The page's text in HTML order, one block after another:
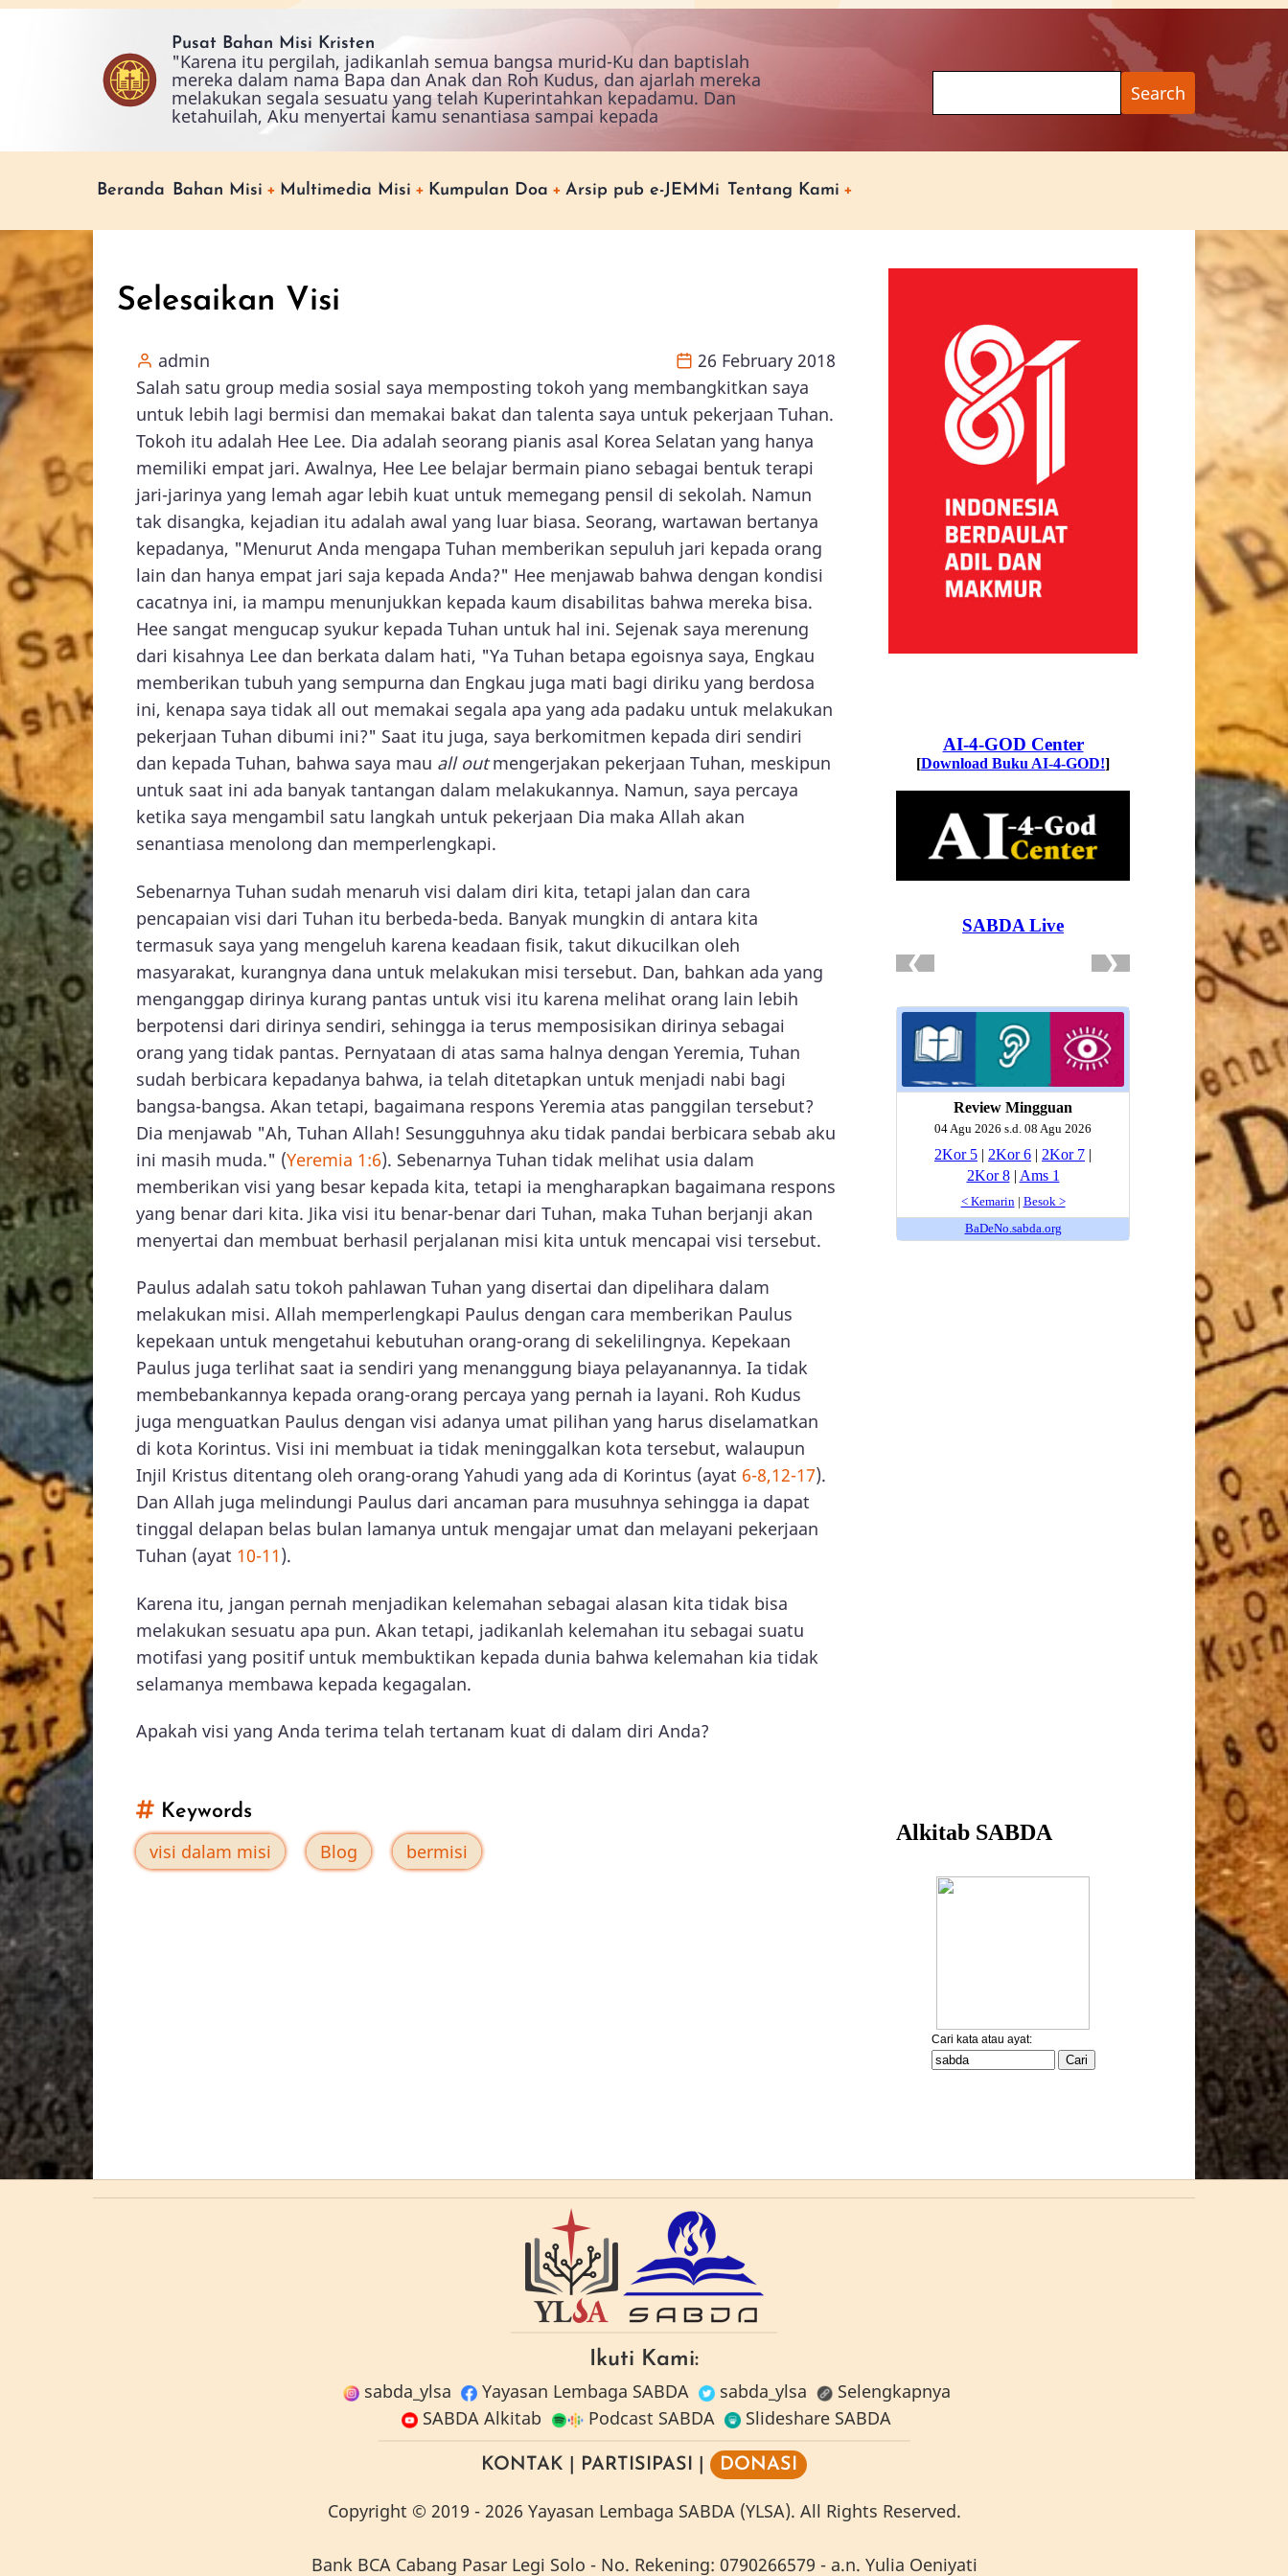
Skip
Pusat Bahan Misi Kristen
"Karena itu pergilah, jadikanlah semua bangsa murid-Ku dan baptislah
mereka dalam nama Bapa dan Anak dan Roh Kudus, dan ajarlah mereka
melakukan segala sesuatu yang telah Kuperintahkan kepadamu. Dan
ketahuilah, Aku menyertai kamu senantiasa sampai kepada
Main
Beranda Bahan Misi Multimedia Misi Kumpulan Doa Arsip pub e-JEMMi Tentang Kami
Selesaikan Visi
admin
26 February 2018
Salah satu group media sosial saya memposting tokoh yang membangkitkan saya
untuk lebih lagi bermisi dan memakai bakat dan talenta saya untuk pekerjaan Tuhan.
Tokoh itu adalah Hee Lee. Dia adalah seorang pianis asal Korea Selatan yang hanya
memiliki empat jari. Awalnya, Hee Lee belajar bermain piano sebagai bentuk terapi
jari-jarinya yang lemah agar lebih kuat untuk memegang pensil di sekolah. Namun
tak disangka, kejadian itu adalah awal yang luar biasa. Seorang, wartawan bertanya
kepadanya, "Menurut Anda mengapa Tuhan memberikan sepuluh jari kepada orang
lain dan hanya empat jari saja kepada Anda?" Hee menjawab bahwa dengan kondisi
cacatnya ini, ia mampu menunjukkan kepada kaum disabilitas bahwa mereka bisa.
Hee sangat mengucap syukur kepada Tuhan untuk hal ini. Sejenak saya merenung
dari kisahnya Lee dan berkata dalam hati, "Ya Tuhan betapa egoisnya saya, Engkau
memberikan tubuh yang sempurna dan Engkau juga mati bagi diriku yang berdosa
ini, kenapa saya tidak all out memakai segala apa yang ada padaku untuk melakukan
pekerjaan Tuhan dibumi ini?" Saat itu juga, saya berkomitmen kepada diri sendiri
dan kepada Tuhan, bahwa saya mau all outmengerjakan pekerjaan Tuhan, meskipun
untuk saat ini ada banyak tantangan dalam melakukannya. Namun, saya percaya
ketika saya mengambil satu langkah untuk pekerjaan Dia maka Allah akan
senantiasa menolong dan memperlengkapi.
Sebenarnya Tuhan sudah menaruh visi dalam diri kita, tetapi jalan dan cara
pencapaian visi dari Tuhan itu berbeda-beda. Banyak mungkin di antara kita
termasuk saya yang mengeluh karena keadaan fisik, takut dikucilkan oleh
masyarakat, kurangnya dana untuk melakukan misi tersebut. Dan, bahkan ada yang
menganggap dirinya kurang pantas untuk visi itu karena melihat orang lain lebih
berpotensi dari dirinya sendiri, sehingga ia terus memposisikan dirinya sebagai
orang yang tidak pantas. Pernyataan di atas sama halnya dengan Yeremia, Tuhan
sudah berbicara kepadanya bahwa, ia telah ditetapkan untuk menjadi nabi bagi
bangsa-bangsa. Akan tetapi, bagaimana respons Yeremia atas panggilan tersebut?
Dia menjawab "Ah, Tuhan Allah! Sesungguhnya aku tidak pandai berbicara sebab aku
ini masih muda." (Yeremia 1:6). Sebenarnya Tuhan tidak melihat usia dalam
memberikan visi yang besar kepada kita, tetapi ia mengharapkan bagaimana respons
yang benar dari kita. Jika visi itu benar-benar dari Tuhan, maka Tuhan berjanji akan
menyertai dan membuat berhasil perjalanan misi kita untuk mencapai visi tersebut.
Paulus adalah satu tokoh pahlawan Tuhan yang disertai dan dipelihara dalam
melakukan misi. Allah memperlengkapi Paulus dengan cara memberikan Paulus
kepekaan untuk mengetahui kebutuhan orang-orang di sekelilingnya. Kepekaan
Paulus juga terlihat saat ia sendiri yang menanggung biaya pelayanannya. Ia tidak
membebankannya kepada orang-orang percaya yang pernah ia layani. Roh Kudus
juga menguatkan Paulus dengan visi adanya umat pilihan yang harus diselamatkan
di kota Korintus. Visi ini membuat ia tidak meninggalkan kota tersebut, walaupun
Injil Kristus ditentang oleh orang-orang Yahudi yang ada di Korintus (ayat 6-8,12-17).
Dan Allah juga melindungi Paulus dari ancaman para musuhnya sehingga ia dapat
tinggal delapan belas bulan lamanya untuk mengajar umat dan melayani pekerjaan
Tuhan (ayat 10-11).
Karena itu, jangan pernah menjadikan kelemahan sebagai alasan kita tidak bisa
melakukan sesuatu apa pun. Akan tetapi, jadikanlah kelemahan itu sebagai suatu
motifasi yang positif untuk membuktikan kepada dunia bahwa kelemahan kia tidak
selamanya membawa kepada kegagalan.
Apakah visi yang Anda terima telah tertanam kuat di dalam diri Anda?
Keywords
visi dalam misi Blog bermisi
Ikuti Kami:
sabda_ylsa
Yayasan Lembaga SABDA sabda_ylsa
Selengkapnya
SABDA Alkitab
Podcast SABDA Slideshare SABDA
KONTAK PARTISIPASI DONASI
Copyright © 2019 - 2026 Yayasan Lembaga SABDA (YLSA). All Rights Reserved.
Bank BCA Cabang Pasar Legi Solo - No. Rekening: 0790266579 - a.n. Yulia Oeniyati